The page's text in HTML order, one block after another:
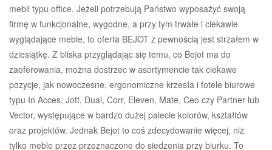
mebli typu office. Jeżeli potrzebują Państwo wyposażyć swoją
firmę w funkcjonalne, wygodne, a przy tym trwałe i ciekawie
wyglądające meble, to oferta BEJOT z pewnością jest strzałem w
dziesiątkę. Z bliska przyglądając się temu, co Bejot ma do
zaoferowania, można dostrzec w asortymencie tak ciekawe
pozycje, jak nowoczesne, ergonomiczne krzesła i fotele biurowe
typu In Acces, Jott, Dual, Corr, Eleven, Mate, Ceo czy Partner lub
Vector, występujące w bardzo dużej palecie kolorów, kształtów
oraz projektów. Jednak Bejot to coś zdecydowanie więcej, niż
tylko meble przez przeznaczone do siedzenia przy biurku. To